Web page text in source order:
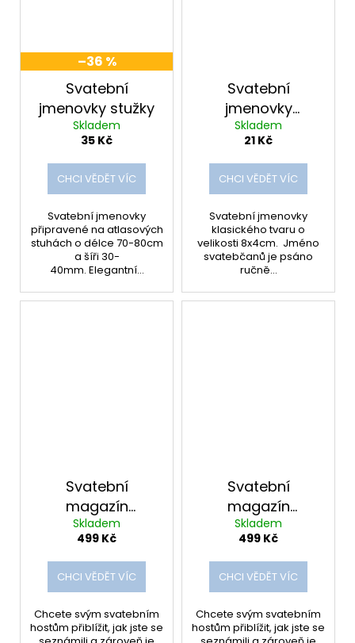
–36 %
Svatební
jmenovky stužky
Skladem
35 Kč
CHCI VĚDĚT VÍC
Svatební jmenovky
připravené na atlasových
stuhách o délce 70-80cm
a šíři 30-
40mm. Elegantní...
Svatební
jmenovky
základní
Skladem
21 Kč
CHCI VĚDĚT VÍC
Svatební jmenovky
klasického tvaru o
velikosti 8x4cm. Jméno
svatebčanů je psáno
ručně...
Svatební
magazín
COLOURS |
ŠABLONA v CANVĚ
Skladem
499 Kč
CHCI VĚDĚT VÍC
Chcete svým svatebním
hostům přiblížit, jak jste se
Svatební
magazín
MODERNA |
ŠABLONA v CANVĚ
Skladem
499 Kč
CHCI VĚDĚT VÍC
Chcete svým svatebním
hostům přiblížit, jak jste se